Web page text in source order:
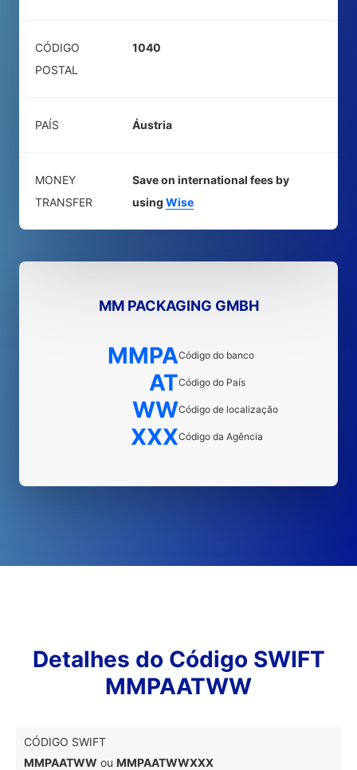
CÓDIGO
POSTAL
1040
PAÍS Áustria
MONEY
TRANSFER
Save on international fees by
using Wise
MM PACKAGING GMBH
MMPACódigo do banco
ATCódigo do País
WWCódigo de localização
XXXCódigo da Agência
Detalhes do Código SWIFT
MMPAATWW
CÓDIGO SWIFT
MMPAATWW ou MMPAATWWXXX